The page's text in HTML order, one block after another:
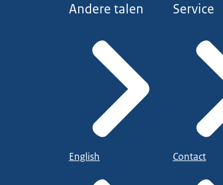
Andere talen
English
Service
Contact